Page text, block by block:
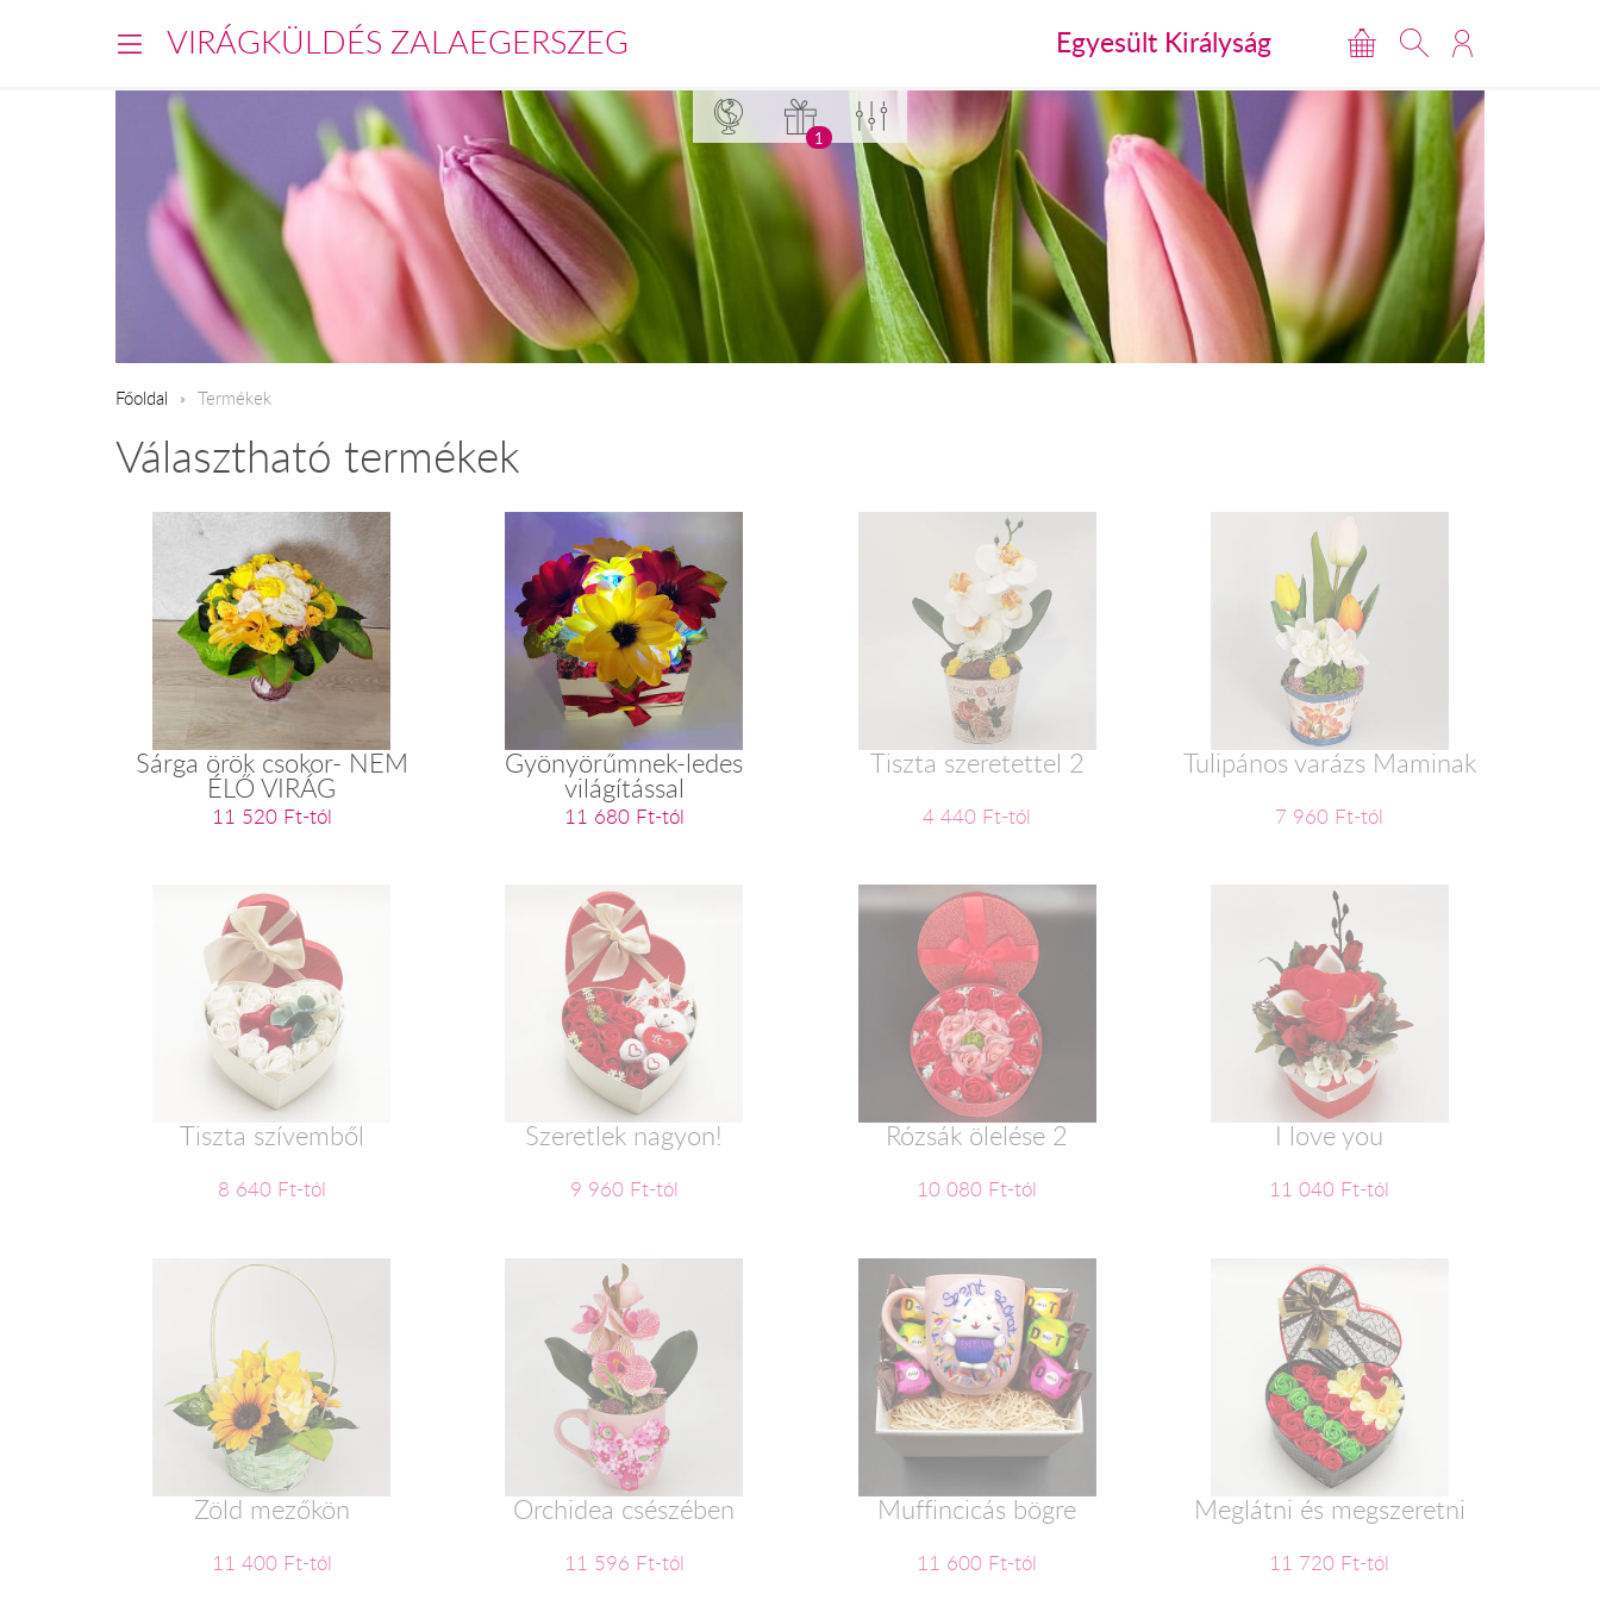
VIRÁGKÜLDÉS ZALAEGERSZEG Egyesült Királyság
1
Főoldal Termékek
Választható termékek
Sárga örök csokor- NEM
ÉLŐ VIRÁG
11 520 Ft-tól
Gyönyörűmnek-ledes
világítással
11 680 Ft-tól
Tiszta szeretettel 2
4 440 Ft-tól
Tulipános varázs Maminak
7 960 Ft-tól
Tiszta szívemből
8 640 Ft-tól
Szeretlek nagyon!
9 960 Ft-tól
Rózsák ölelése 2
10 080 Ft-tól
I love you
11 040 Ft-tól
Zöld mezőkön
11 400 Ft-tól
Orchidea csészében
11 596 Ft-tól
Muffincicás bögre
11 600 Ft-tól
Meglátni és megszeretni
11 720 Ft-tól